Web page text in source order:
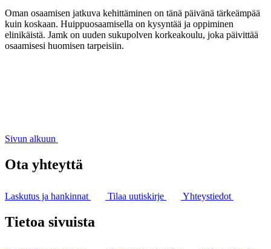
Oman osaamisen jatkuva kehittäminen on tänä päivänä tärkeämpää
kuin koskaan. Huippuosaamisella on kysyntää ja oppiminen
elinikäistä. Jamk on uuden sukupolven korkeakoulu, joka päivittää
osaamisesi huomisen tarpeisiin.
Sivun alkuun
Ota yhteyttä
Laskutus ja hankinnat Tilaa uutiskirje Yhteystiedot
Tietoa sivuista